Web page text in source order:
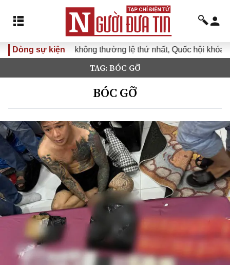
Dòng sự kiện
Kỳ họp không thường lệ thứ nhất, Quốc hội khóa XVI
TAG: BÓC GỠ
BÓC GỠ